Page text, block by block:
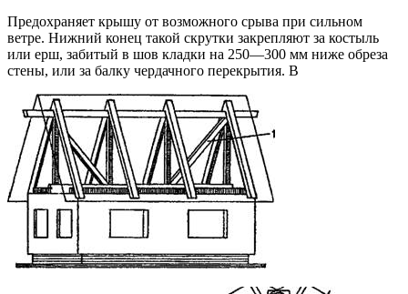
Предохраняет крышу от возможного срыва при сильном
ветре. Нижний конец такой скрутки закрепляют за кос­тыль
или ерш, забитый в шов кладки на 250—300 мм ниже обреза
стены, или за балку чердачного перекрытия. В